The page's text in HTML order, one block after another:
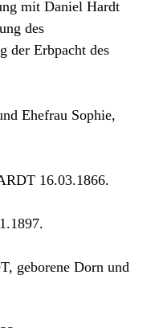
mit Daniel Hardt
des
der Erbpacht des
Ehefrau Sophie,
16.03.1866.
geborene Dorn und